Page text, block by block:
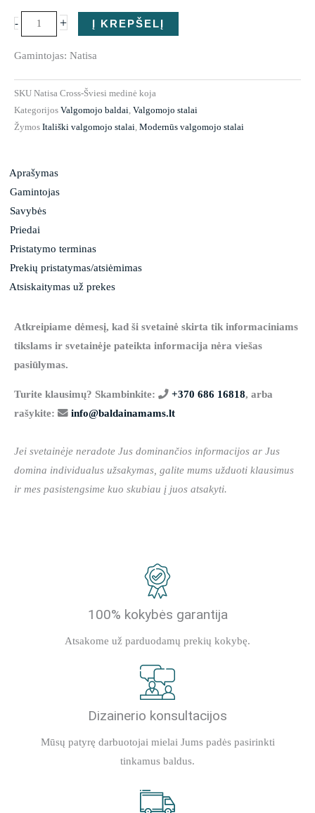
- + Į KREPŠELĮ
Gamintojas: Natisa
SKU Natisa Cross-Šviesi medinė koja
Kategorijos Valgomojo baldai Valgomojo stalai
Žymos Itališki valgomojo stalai Modernūs valgomojo stalai
Aprašymas
Gamintojas
Savybės
Priedai
Pristatymo terminas
Prekių pristatymas/atsiėmimas
Atsiskaitymas už prekes
Atkreipiame dėmesį, kad ši svetainė skirta tik informaciniams
tikslams ir svetainėje pateikta informacija nėra viešas
pasiūlymas.
Turite klausimų? Skambinkite: +370 686 16818, arba
rašykite:
info@baldainamams.lt
Jei svetainėje neradote Jus dominančios informacijos ar Jus
domina individualus užsakymas, galite mums užduoti klausimus
ir mes pasistengsime kuo skubiau į juos atsakyti.
100% kokybės garantija
Atsakome už parduodamų prekių kokybę.
Dizainerio konsultacijos
Mūsų patyrę darbuotojai mielai Jums padės pasirinkti
tinkamus baldus.